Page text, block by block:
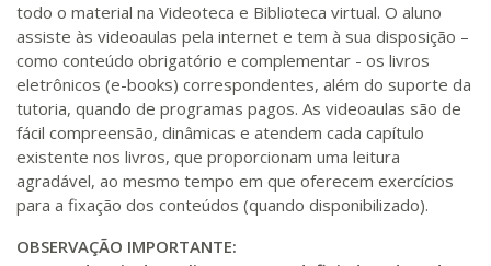
todo o material na Videoteca e Biblioteca virtual. O aluno
assiste às videoaulas pela internet e tem à sua disposição –
como conteúdo obrigatório e complementar - os livros
eletrônicos (e-books) correspondentes, além do suporte da
tutoria, quando de programas pagos. As videoaulas são de
fácil compreensão, dinâmicas e atendem cada capítulo
existente nos livros, que proporcionam uma leitura
agradável, ao mesmo tempo em que oferecem exercícios
para a fixação dos conteúdos (quando disponibilizado).
OBSERVAÇÃO IMPORTANTE: